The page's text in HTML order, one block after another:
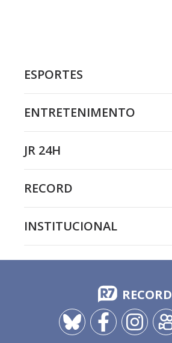
ESPORTES
ENTRETENIMENTO
JR 24H
RECORD
INSTITUCIONAL
RECORD